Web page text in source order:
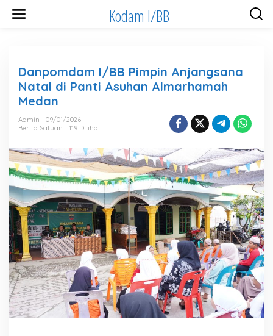
Kodam I/BB
Danpomdam I/BB Pimpin Anjangsana
Natal di Panti Asuhan Almarhamah
Medan
Admin
09/01/2026
Berita Satuan
119 Dilihat